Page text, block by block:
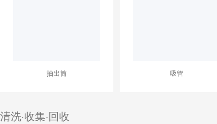
抽出筒 吸管
清洗·收集·回收